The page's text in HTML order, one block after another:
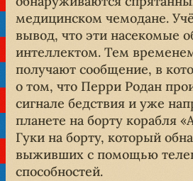
медицинском чемодане.
вывод, что эти насекомые
интеллектом. Тем
получают сообщение, в
о том, что Перри Родан
сигнале бедствия и уже
планете на борту корабля
Гуки на борту, который
выживших с помощью
способностей.